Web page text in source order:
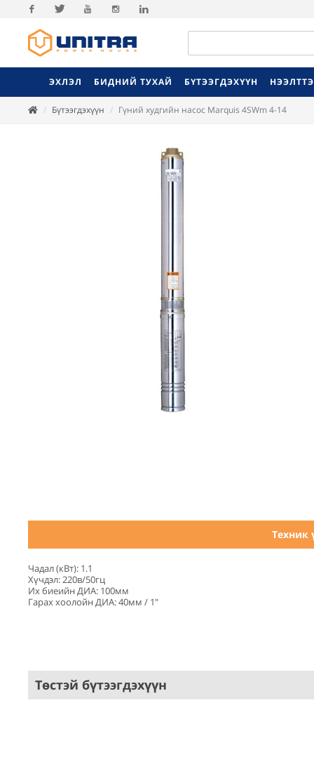
Facebook
ЭХЛЭЛ БИДНИЙ ТУХАЙ БҮТЭЭГДЭХҮҮН
Бүтээгдэхүүн Гүний худгийн насос Marquis 4SWm 4-14
Техник
Чадал (кВт): 1.1
Хүчдэл: 220в/50гц
Их биеийн ДИА: 100мм
Гарах хоолойн ДИА: 40мм / 1"
Төстэй бүтээгдэхүүн